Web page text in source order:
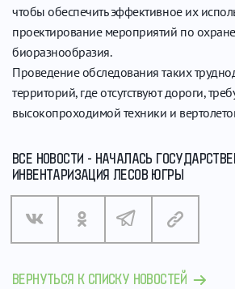
чтобы обеспечить эффективное их
проектирование мероприятий по
биоразнообразия.
Проведение обследования таких
территорий, где отсутствуют дороги,
высокопроходимой техники и
ВСЕ НОВОСТИ - НАЧАЛАСЬ
ИНВЕНТАРИЗАЦИЯ ЛЕСОВ ЮГРЫ
ВЕРНУТЬСЯ К СПИСКУ НОВОСТЕЙ